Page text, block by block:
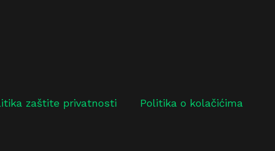
zaštite privatnosti Politika o kolačićima